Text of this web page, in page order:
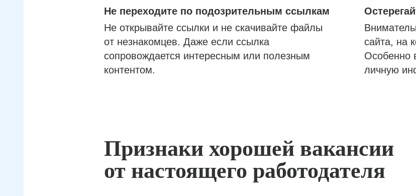
Не переходите по подозрительным ссылкам
Не открывайте ссылки и не скачивайте файлы
от незнакомцев. Даже если ссылка
сопровождается интересным или полезным
контентом.
сайта, на
Особенно
личную
Признаки хорошей вакансии
от настоящего работодателя